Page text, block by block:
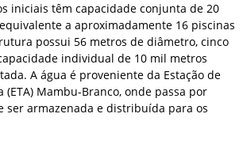
iniciais têm capacidade conjunta de 20
a aproximadamente 16 piscinas
possui 56 metros de diâmetro, cinco
individual de 10 mil metros
A água é proveniente da Estação de
(ETA) Mambu-Branco, onde passa por
ser armazenada e distribuída para os